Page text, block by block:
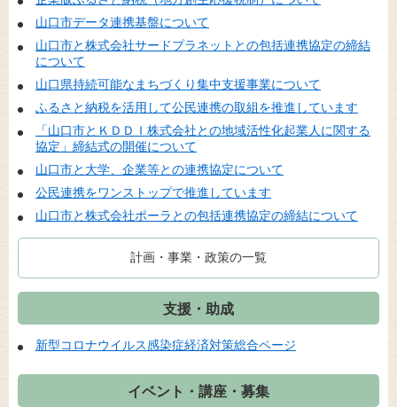
山口市データ連携基盤について
山口市と株式会社サードプラネットとの包括連携協定の締結
について
山口県持続可能なまちづくり集中支援事業について
ふるさと納税を活用して公民連携の取組を推進しています
「山口市とＫＤＤＩ株式会社との地域活性化起業人に関する
協定」締結式の開催について
山口市と大学、企業等との連携協定について
公民連携をワンストップで推進しています
山口市と株式会社ポーラとの包括連携協定の締結について
計画・事業・政策の一覧
支援・助成
新型コロナウイルス感染症経済対策総合ページ
イベント・講座・募集